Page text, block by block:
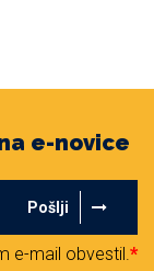
e-novice
Pošlji
e-mail obvestil.*